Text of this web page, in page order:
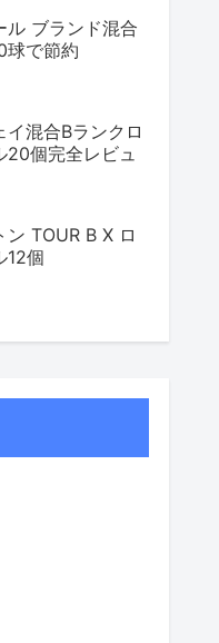
ル ブランド混合
球で節約
イ混合Bランクロ
20個完全レビュ
ン TOUR B X ロ
12個